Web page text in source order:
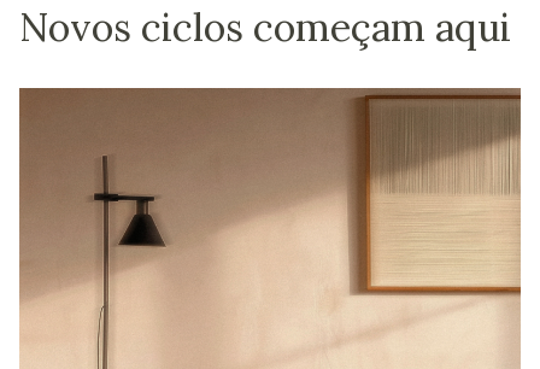
Novos ciclos começam aqui